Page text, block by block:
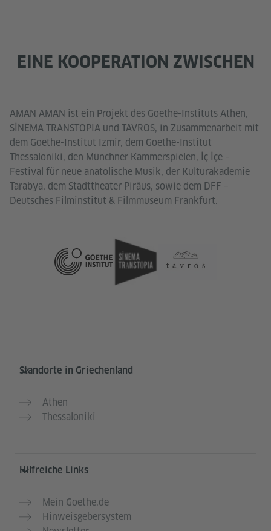
EINE KOOPERATION ZWISCHEN
AMAN AMAN ist ein Projekt des Goethe-Instituts Athen,
SİNEMA TRANSTOPIA und TAVROS, in Zusammenarbeit mit
dem Goethe-Institut Izmir, dem Goethe-Institut
Thessaloniki, den Münchner Kammerspielen, İç İçe –
Festival für neue anatolische Musik, der Kulturakademie
Tarabya, dem Stadttheater Piräus, sowie dem DFF –
Deutsches Filminstitut & Filmmuseum Frankfurt.
Service- und Informationsbereich
Standorte in Griechenland
Athen
Thessaloniki
Hilfreiche Links
Mein Goethe.de
Hinweisgebersystem